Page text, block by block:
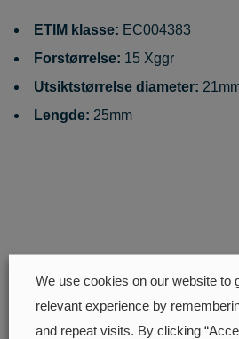
ETIM klasse: EC004383
Forstørrelse: 15 Xggr
Utsiktstørrelse diameter:
Lengde: 25mm
Finn nærmeste
forhandler
We use cookies on our website to
relevant experience by
and repeat visits. By clicking